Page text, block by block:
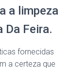
a limpeza
Feira.
fornecidas
a certeza que